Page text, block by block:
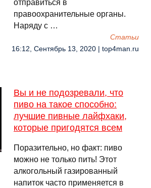
отправиться в
правоохранительные органы.
Наряду с …
Cтатьи
16:12, Сентябрь 13, 2020 | top4man.ru
Вы и не подозревали, что
пиво на такое способно:
лучшие пивные лайфхаки,
которые пригодятся всем
Поразительно, но факт: пиво
можно не только пить! Этот
алкогольный газированный
напиток часто применяется в